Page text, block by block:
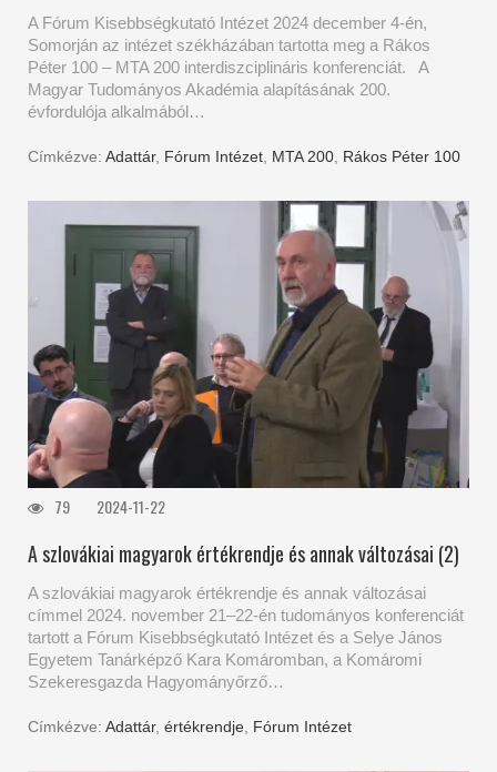
A Fórum Kisebbségkutató Intézet 2024 december 4-én,
Somorján az intézet székházában tartotta meg a Rákos
Péter 100 – MTA 200 interdiszciplináris konferenciát. A
Magyar Tudományos Akadémia alapításának 200.
évfordulója alkalmából…
Címkézve: Adattár, Fórum Intézet, MTA 200, Rákos Péter 100
79 2024-11-22
A szlovákiai magyarok értékrendje és annak változásai (2)
A szlovákiai magyarok értékrendje és annak változásai
címmel 2024. november 21–22-én tudományos konferenciát
tartott a Fórum Kisebbségkutató Intézet és a Selye János
Egyetem Tanárképző Kara Komáromban, a Komáromi
Szekeresgazda Hagyományőrző…
Címkézve: Adattár, értékrendje Fórum Intézet